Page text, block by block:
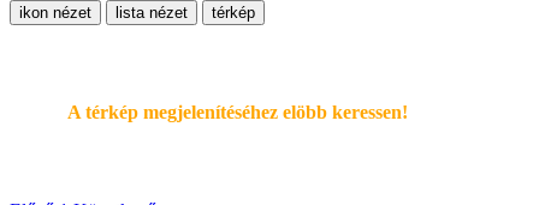
ikon nézet lista nézet térkép
A térkép megjelenítéséhez elöbb keressen!